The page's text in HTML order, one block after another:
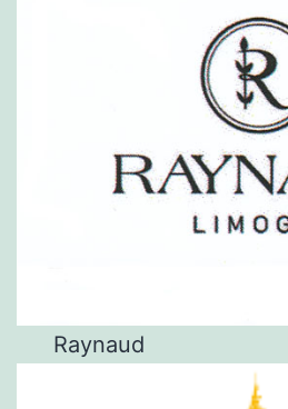
Raynaud